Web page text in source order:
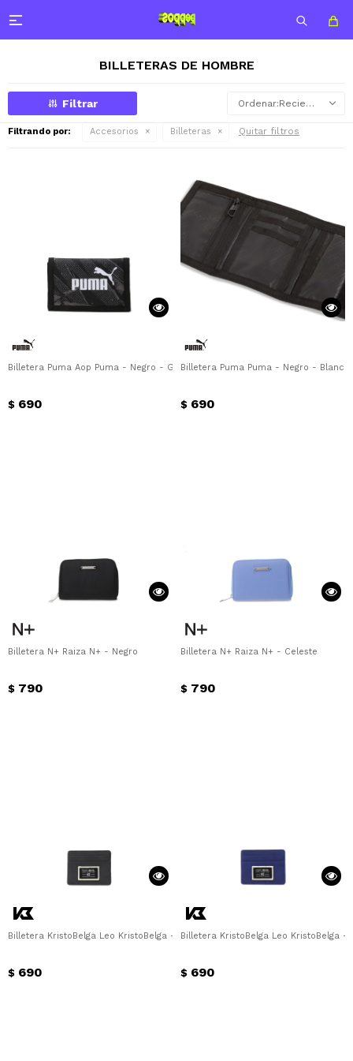

BILLETERAS DE HOMBRE
Recientes
Filtrando por: Accesorios Billeteras Quitar filtros
Billetera Puma Aop Puma - Negro - Gris
$ 690
Billetera Puma Puma - Negro - Blanco
$ 690
Billetera N+ Raiza N+ - Negro
$ 790
Billetera N+ Raiza N+ - Celeste
$ 790
Billetera KristoBelga Leo KristoBelga - Negro
$ 690
Billetera KristoBelga Leo KristoBelga -
$ 690
¡Sumate a la forma más ágil de